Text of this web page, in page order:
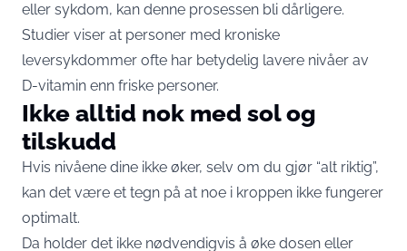
eller sykdom, kan denne prosessen bli dårligere.
Studier viser at personer med kroniske
leversykdommer ofte har betydelig lavere nivåer av
D-vitamin enn friske personer.
Ikke alltid nok med sol og
tilskudd
Hvis nivåene dine ikke øker, selv om du gjør “alt riktig”,
kan det være et tegn på at noe i kroppen ikke fungerer
optimalt.
Da holder det ikke nødvendigvis å øke dosen eller